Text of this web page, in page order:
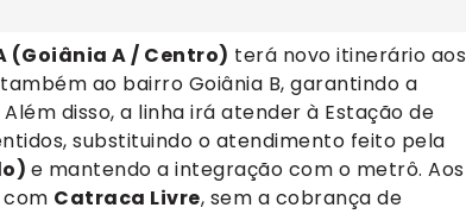
(Goiânia A / Centro) terá novo itinerário aos
ao bairro Goiânia B, garantindo a
disso, a linha irá atender à Estação de
substituindo o atendimento feito pela
e mantendo a integração com o metrô. Aos
Catraca Livre, sem a cobrança de